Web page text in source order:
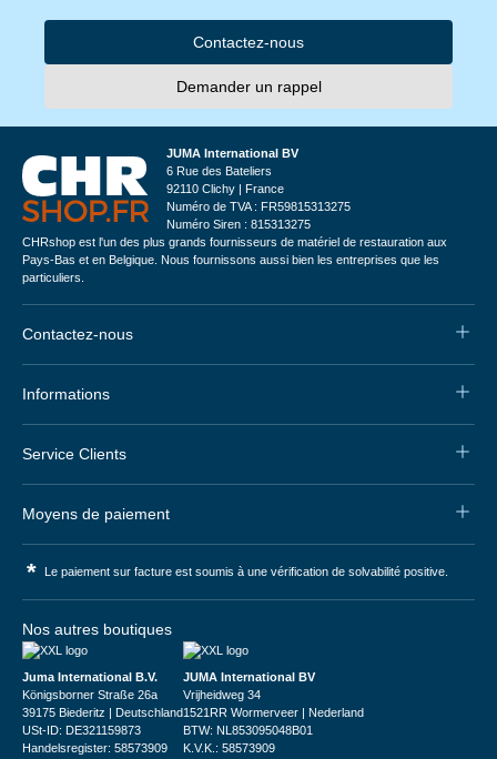
Contactez-nous
Demander un rappel
JUMA International BV
6 Rue des Bateliers
92110 Clichy | France
Numéro de TVA : FR59815313275
Numéro Siren : 815313275
CHRshop est l'un des plus grands fournisseurs de matériel de restauration aux
Pays-Bas et en Belgique. Nous fournissons aussi bien les entreprises que les
particuliers.
Contactez-nous
Informations
Service Clients
Moyens de paiement
* Le paiement sur facture est soumis à une vérification de solvabilité positive.
Nos autres boutiques
Juma International B.V.
Königsborner Straße 26a
39175 Biederitz | Deutschland
USt-ID: DE321159873
Handelsregister: 58573909
JUMA International BV
Vrijheidweg 34
1521RR Wormerveer | Nederland
BTW: NL853095048B01
K.V.K.: 58573909